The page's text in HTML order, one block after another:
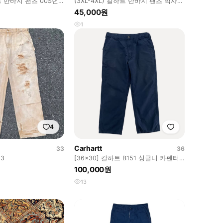
즈 버뮤다 카고-P10733
45,000원
1
4
33
니 33
Carhartt
36
[36x30] 칼하트 B151 싱글니 카펜터
워크 팬츠 e68
100,000원
13